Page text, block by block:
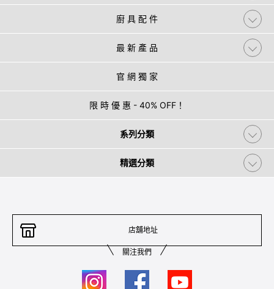
廚 具 配 件
最 新 產 品
官 網 獨 家
限 時 優 惠 - 40% OFF！
系列分類
精選分類
店舖地址
關注我們